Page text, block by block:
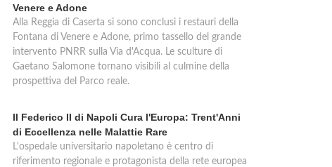
Venere e Adone
Alla Reggia di Caserta si sono conclusi i restauri della
Fontana di Venere e Adone, primo tassello del grande
intervento PNRR sulla Via d'Acqua. Le sculture di
Gaetano Salomone tornano visibili al culmine della
prospettiva del Parco reale.
Il Federico II di Napoli Cura l'Europa: Trent'Anni
di Eccellenza nelle Malattie Rare
L'ospedale universitario napoletano è centro di
riferimento regionale e protagonista della rete europea